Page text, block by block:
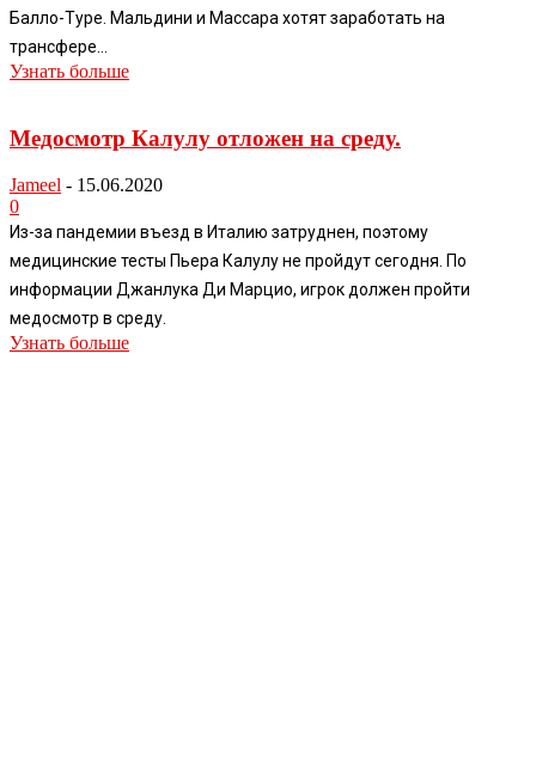
Балло-Туре. Мальдини и Массара хотят заработать на
трансфере...
Узнать больше
Медосмотр Калулу отложен на среду.
Jameel - 15.06.2020
0
Из-за пандемии въезд в Италию затруднен, поэтому
медицинские тесты Пьера Калулу не пройдут сегодня. По
информации Джанлука Ди Марцио, игрок должен пройти
медосмотр в среду.
Узнать больше